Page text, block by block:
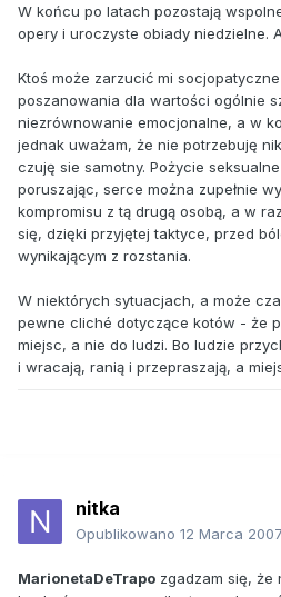
W końcu po latach pozostają
opery i uroczyste obiady niedzielne.
Ktoś może zarzucić mi
poszanowania dla wartości ogólnie
niezrównowanie emocjonalne, a w
jednak uważam, że nie potrzebuję
czuję sie samotny. Pożycie
poruszając, serce można zupełnie
kompromisu z tą drugą osobą, a w
się, dzięki przyjętej taktyce, przed
wynikającym z rozstania.
W niektórych sytuacjach, a może
pewne cliché dotyczące kotów - że
miejsc, a nie do ludzi. Bo ludzie
i wracają, ranią i przepraszają, a
nitka
Opublikowano 12 Marca 2007
MarionetaDeTrapo zgadzam się, że